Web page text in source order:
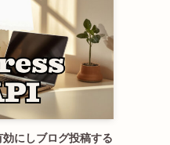
にしブログ投稿する